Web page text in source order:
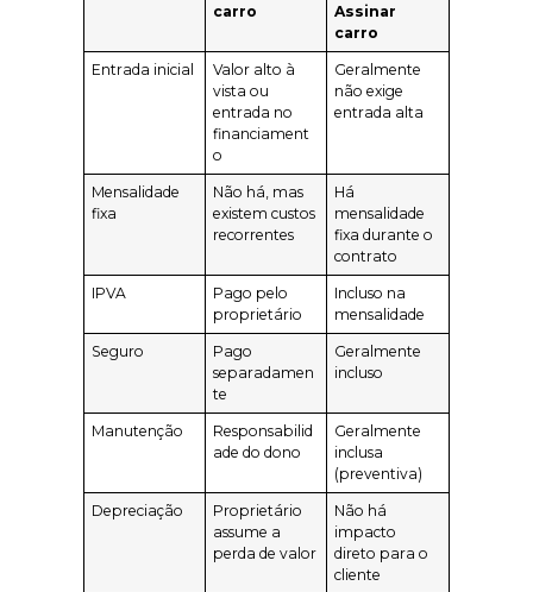
carro
Assinar
carro
Entrada inicial
Valor alto à
vista ou
entrada no
financiament
o
Geralmente
não exige
entrada alta
Mensalidade
fixa
Não há, mas
existem custos
recorrentes
Há
mensalidade
fixa durante o
contrato
IPVA
Pago pelo
proprietário
Incluso na
mensalidade
Seguro
Pago
separadamen
te
Geralmente
incluso
Manutenção
Responsabilid
ade do dono
Geralmente
inclusa
(preventiva)
Depreciação
Proprietário
assume a
perda de valor
Não há
impacto
direto para o
cliente